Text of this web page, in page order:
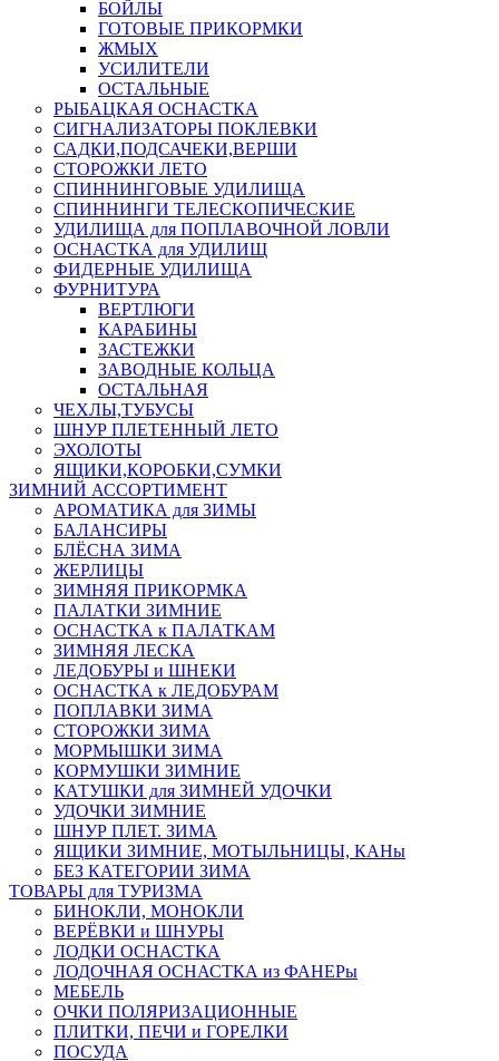
БОЙЛЫ
ГОТОВЫЕ ПРИКОРМКИ
ЖМЫХ
УСИЛИТЕЛИ
ОСТАЛЬНЫЕ
РЫБАЦКАЯ ОСНАСТКА
СИГНАЛИЗАТОРЫ ПОКЛЕВКИ
САДКИ,ПОДСАЧЕКИ,ВЕРШИ
СТОРОЖКИ ЛЕТО
СПИННИНГОВЫЕ УДИЛИЩА
СПИННИНГИ ТЕЛЕСКОПИЧЕСКИЕ
УДИЛИЩА для ПОПЛАВОЧНОЙ ЛОВЛИ
ОСНАСТКА для УДИЛИЩ
ФИДЕРНЫЕ УДИЛИЩА
ФУРНИТУРА
ВЕРТЛЮГИ
КАРАБИНЫ
ЗАСТЕЖКИ
ЗАВОДНЫЕ КОЛЬЦА
ОСТАЛЬНАЯ
ЧЕХЛЫ,ТУБУСЫ
ШНУР ПЛЕТЕННЫЙ ЛЕТО
ЭХОЛОТЫ
ЯЩИКИ,КОРОБКИ,СУМКИ
ЗИМНИЙ АССОРТИМЕНТ
АРОМАТИКА для ЗИМЫ
БАЛАНСИРЫ
БЛЁСНА ЗИМА
ЖЕРЛИЦЫ
ЗИМНЯЯ ПРИКОРМКА
ПАЛАТКИ ЗИМНИЕ
ОСНАСТКА к ПАЛАТКАМ
ЗИМНЯЯ ЛЕСКА
ЛЕДОБУРЫ и ШНЕКИ
ОСНАСТКА к ЛЕДОБУРАМ
ПОПЛАВКИ ЗИМА
СТОРОЖКИ ЗИМА
МОРМЫШКИ ЗИМА
КОРМУШКИ ЗИМНИЕ
КАТУШКИ для ЗИМНЕЙ УДОЧКИ
УДОЧКИ ЗИМНИЕ
ШНУР ПЛЕТ. ЗИМА
ЯЩИКИ ЗИМНИЕ, МОТЫЛЬНИЦЫ, КАНы
БЕЗ КАТЕГОРИИ ЗИМА
ТОВАРЫ для ТУРИЗМА
БИНОКЛИ, МОНОКЛИ
ВЕРЁВКИ и ШНУРЫ
ЛОДКИ ОСНАСТКА
ЛОДОЧНАЯ ОСНАСТКА из ФАНЕРы
МЕБЕЛЬ
ОЧКИ ПОЛЯРИЗАЦИОННЫЕ
ПЛИТКИ, ПЕЧИ и ГОРЕЛКИ
ПОСУДА